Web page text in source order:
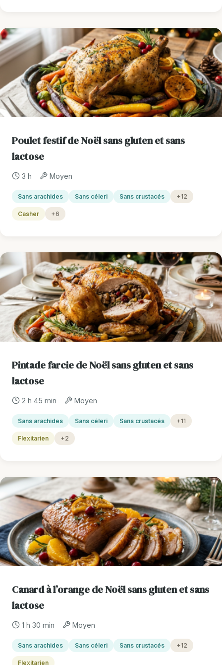
Poulet festif de Noël sans gluten et sans
lactose
3 h Moyen
Sans arachides Sans céleri Sans crustacés +12
Casher +6
Pintade farcie de Noël sans gluten et sans
lactose
2 h 45 min Moyen
Sans arachides Sans céleri Sans crustacés +11
Flexitarien +2
Canard à l’orange de Noël sans gluten et sans
lactose
1 h 30 min Moyen
Sans arachides Sans céleri Sans crustacés +12
Flexitarien